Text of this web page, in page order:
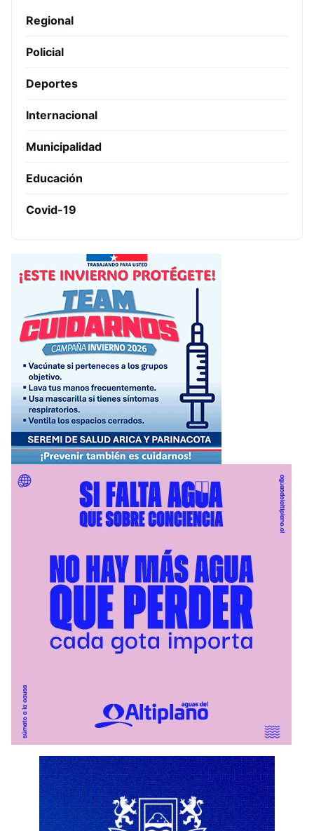
Regional
Policial
Deportes
Internacional
Municipalidad
Educación
Covid-19